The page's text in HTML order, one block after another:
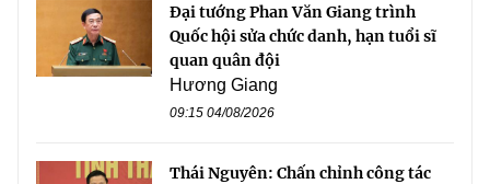
Đại tướng Phan Văn Giang trình
Quốc hội sửa chức danh, hạn tuổi sĩ
quan quân đội
Hương Giang
09:15 04/08/2026
Thái Nguyên: Chấn chỉnh công tác